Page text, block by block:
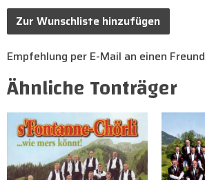
Zur Wunschliste hinzufügen
Empfehlung per E-Mail an einen Freund
Ähnliche Tonträger